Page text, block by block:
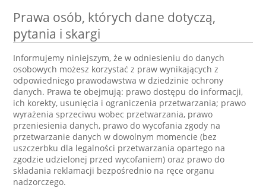
Prawa osób, których dane dotyczą,
pytania i skargi
Informujemy niniejszym, że w odniesieniu do danych
osobowych możesz korzystać z praw wynikających z
odpowiedniego prawodawstwa w dziedzinie ochrony
danych. Prawa te obejmują: prawo dostępu do informacji,
ich korekty, usunięcia i ograniczenia przetwarzania; prawo
wyrażenia sprzeciwu wobec przetwarzania, prawo
przeniesienia danych, prawo do wycofania zgody na
przetwarzanie danych w dowolnym momencie (bez
uszczerbku dla legalności przetwarzania opartego na
zgodzie udzielonej przed wycofaniem) oraz prawo do
składania reklamacji bezpośrednio na ręce organu
nadzorczego.